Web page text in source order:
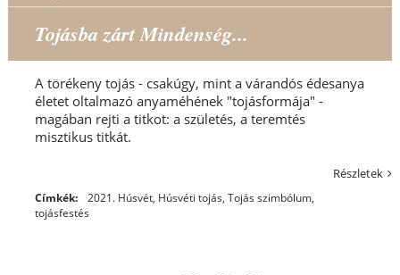
Tojásba zárt Mindenség...
A törékeny tojás - csakúgy, mint a várandós édesanya
életet oltalmazó anyaméhének "tojásformája" -
magában rejti a titkot: a születés, a teremtés
misztikus titkát.
Részletek
Címkék: 2021. Húsvét, Húsvéti tojás, Tojás szimbólum,
tojásfestés